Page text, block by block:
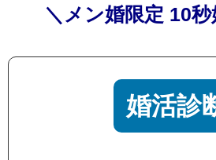
＼メン婚限定 10
婚活診